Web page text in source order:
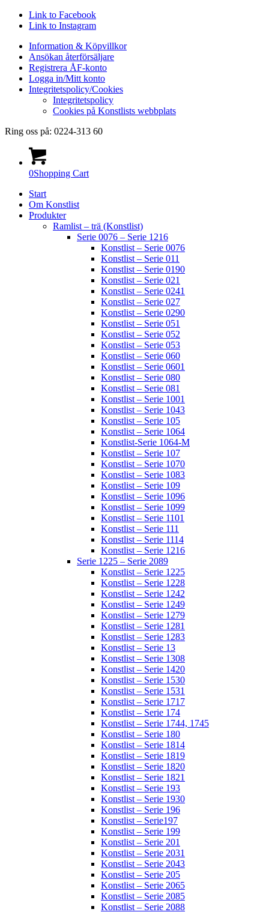
Link to Facebook
Link to Instagram
Information & Köpvillkor
Ansökan återförsäljare
Registrera ÅF-konto
Logga in/Mitt konto
Integritetspolicy/Cookies
Integritetspolicy
Cookies på Konstlists webbplats
Ring oss på: 0224-313 60
0Shopping Cart
Start
Om Konstlist
Produkter
Ramlist – trä (Konstlist)
Serie 0076 – Serie 1216
Konstlist – Serie 0076
Konstlist – Serie 011
Konstlist – Serie 0190
Konstlist – Serie 021
Konstlist – Serie 0241
Konstlist – Serie 027
Konstlist – Serie 0290
Konstlist – Serie 051
Konstlist – Serie 052
Konstlist – Serie 053
Konstlist – Serie 060
Konstlist – Serie 0601
Konstlist – Serie 080
Konstlist – Serie 081
Konstlist – Serie 1001
Konstlist – Serie 1043
Konstlist – Serie 105
Konstlist – Serie 1064
Konstlist-Serie 1064-M
Konstlist – Serie 107
Konstlist – Serie 1070
Konstlist – Serie 1083
Konstlist – Serie 109
Konstlist – Serie 1096
Konstlist – Serie 1099
Konstlist – Serie 1101
Konstlist – Serie 111
Konstlist – Serie 1114
Konstlist – Serie 1216
Serie 1225 – Serie 2089
Konstlist – Serie 1225
Konstlist – Serie 1228
Konstlist – Serie 1242
Konstlist – Serie 1249
Konstlist – Serie 1279
Konstlist – Serie 1281
Konstlist – Serie 1283
Konstlist – Serie 13
Konstlist – Serie 1308
Konstlist – Serie 1420
Konstlist – Serie 1530
Konstlist – Serie 1531
Konstlist – Serie 1717
Konstlist – Serie 174
Konstlist – Serie 1744, 1745
Konstlist – Serie 180
Konstlist – Serie 1814
Konstlist – Serie 1819
Konstlist – Serie 1820
Konstlist – Serie 1821
Konstlist – Serie 193
Konstlist – Serie 1930
Konstlist – Serie 196
Konstlist – Serie197
Konstlist – Serie 199
Konstlist – Serie 201
Konstlist – Serie 2031
Konstlist – Serie 2043
Konstlist – Serie 205
Konstlist – Serie 2065
Konstlist – Serie 2085
Konstlist – Serie 2088